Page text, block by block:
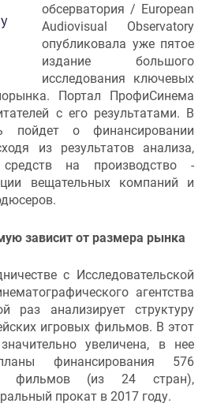
обсерватория / European
Audiovisual Observatory
опубликовала уже пятое
издание большого
исследования ключевых
Портал ПрофиСинема
с его результатами. В
пойдет о финансировании
из результатов анализа,
на производство -
вещательных компаний и
зависит от размера рынка
с Исследовательской
агентства
раз анализирует структуру
игровых фильмов. В этот
увеличена, в нее
финансирования 576
фильмов (из 24 стран),
прокат в 2017 году.